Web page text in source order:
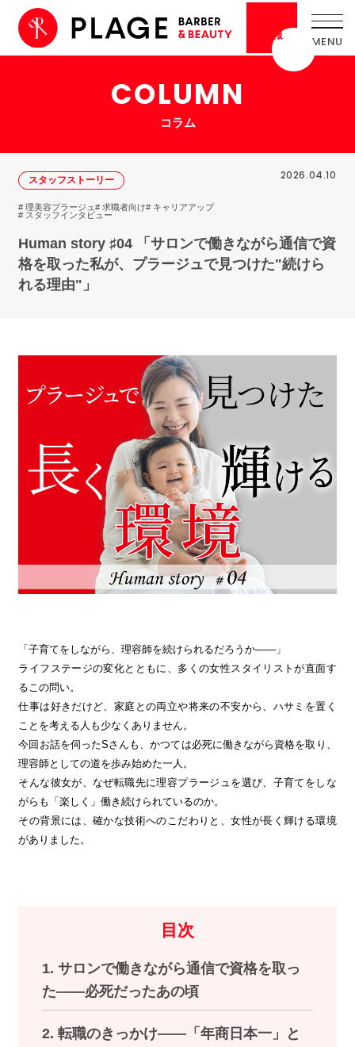
情報
COLUMN
コラム
スタッフストーリー
# 理美容プラージュ# 求職者向け# キャリアアップ
# スタッフインタビュー
Human story ♯04 「サロンで働きながら通信で資
格を取った私が、プラージュで見つけた"続けら
れる理由"」
2026.04.10
「子育てをしながら、理容師を続けられるだろうか——」
ライフステージの変化とともに、多くの女性スタイリストが直面す
るこの問い。
仕事は好きだけど、家庭との両立や将来の不安から、ハサミを置く
ことを考える人も少なくありません。
今回お話を伺ったSさんも、かつては必死に働きながら資格を取り、
理容師としての道を歩み始めた一人。
そんな彼女が、なぜ転職先に理容プラージュを選び、子育てをしな
がらも「楽しく」働き続けられているのか。
その背景には、確かな技術へのこだわりと、女性が長く輝ける環境
がありました。
目次
1. サロンで働きながら通信で資格を取っ
た——必死だったあの頃
2. 転職のきっかけ——「年商日本一」と